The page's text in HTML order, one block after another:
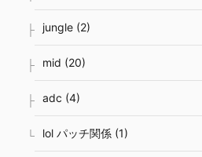
jungle (2)
mid (20)
adc (4)
lol パッチ関係 (1)